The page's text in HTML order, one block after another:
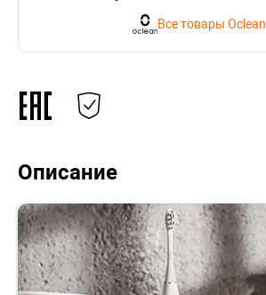
Все товары Oclean
Описание